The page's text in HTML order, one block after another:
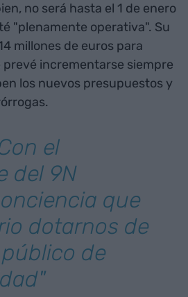
no será hasta el 1 de enero
"plenamente operativa". Su
millones de euros para
incrementarse siempre
los nuevos presupuestos y
el
del 9N
que
dotarnos de
de